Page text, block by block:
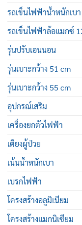
รถเข็นไฟฟ้าน้ำหนักเบา
รถเข็นไฟฟ้าล้อแมกซ์
รุ่นปรับเอนนอน
รุ่นเบาะกว้าง 51 cm
รุ่นเบาะกว้าง 55 cm
อุปกรณ์เสริม
เครื่องยกตัวไฟฟ้า
เตียงผู้ป่วย
เน้นน้ำหนักเบา
เบรกไฟฟ้า
โครงสร้างอลูมิเนียม
โครงสร้างแมกนิเซียม